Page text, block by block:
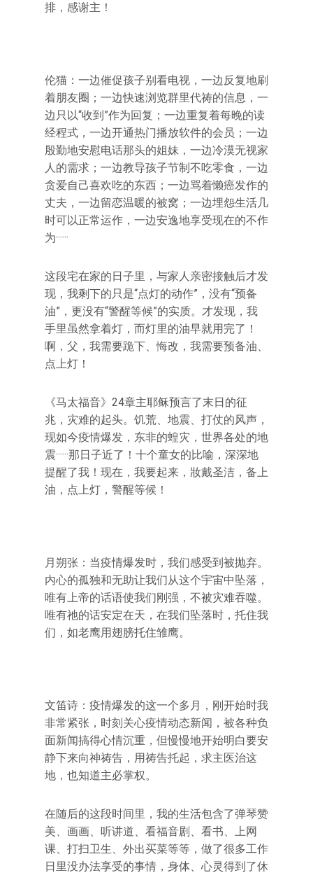
排，感谢主！
伦猫：一边催促孩子别看电视，一边反复地刷
着朋友圈；一边快速浏览群里代祷的信息，一
边只以“收到”作为回复；一边重复着每晚的读
经程式，一边开通热门播放软件的会员；一边
殷勤地安慰电话那头的姐妹，一边冷漠无视家
人的需求；一边教导孩子节制不吃零食，一边
贪爱自己喜欢吃的东西；一边骂着懒癌发作的
丈夫，一边留恋温暖的被窝；一边埋怨生活几
时可以正常运作，一边安逸地享受现在的不作
为······
这段宅在家的日子里，与家人亲密接触后才发
现，我剩下的只是“点灯的动作”，没有“预备
油”，更没有“警醒等候”的实质。才发现，我
手里虽然拿着灯，而灯里的油早就用完了！
啊，父，我需要跪下、悔改，我需要预备油、
点上灯！
《马太福音》24章主耶稣预言了末日的征
兆，灾难的起头。饥荒、地震、打仗的风声，
现如今疫情爆发，东非的蝗灾，世界各处的地
震······那日子近了！十个童女的比喻，深深地
提醒了我！现在，我要起来，妝戴圣洁，备上
油，点上灯，警醒等候！
月朔张：当疫情爆发时，我们感受到被抛弃。
内心的孤独和无助让我们从这个宇宙中坠落，
唯有上帝的话语使我们刚强，不被灾难吞噬。
唯有祂的话安定在天，在我们坠落时，托住我
们，如老鹰用翅膀托住雏鹰。
文笛诗：疫情爆发的这一个多月，刚开始时我
非常紧张，时刻关心疫情动态新闻，被各种负
面新闻搞得心情沉重，但慢慢地开始明白要安
静下来向神祷告，用祷告托起，求主医治这
地，也知道主必掌权。
在随后的这段时间里，我的生活包含了弹琴赞
美、画画、听讲道、看福音剧、看书、上网
课、打扫卫生、外出买菜等等，做了很多工作
日里没办法享受的事情，身体、心灵得到了休